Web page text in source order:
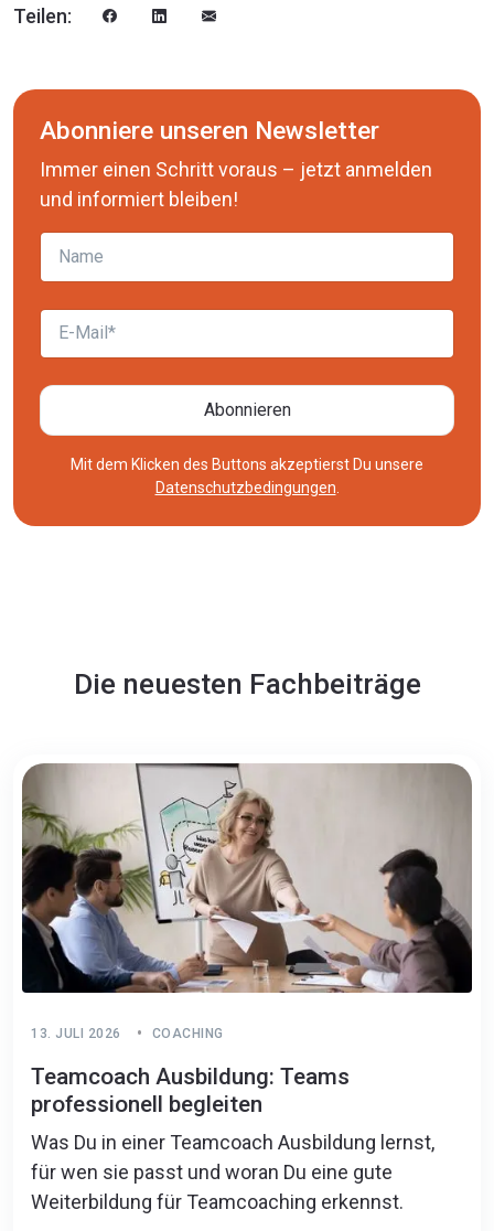
Teilen:
Abonniere unseren Newsletter
Immer einen Schritt voraus – jetzt anmelden
und informiert bleiben!
Name
E-Mail
Abonnieren
Mit dem Klicken des Buttons akzeptierst Du unsere
Datenschutzbedingungen
Die neuesten Fachbeiträge
13. JULI 2026 COACHING
Teamcoach Ausbildung: Teams
professionell begleiten
Was Du in einer Teamcoach Ausbildung lernst,
für wen sie passt und woran Du eine gute
Weiterbildung für Teamcoaching erkennst.